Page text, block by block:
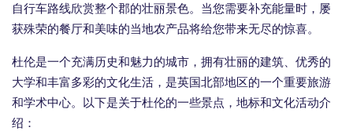
自行车路线欣赏整个郡的壮丽景色。当您需要补充能量时，屡
获殊荣的餐厅和美味的当地农产品将给您带来无尽的惊喜。
杜伦是一个充满历史和魅力的城市，拥有壮丽的建筑、优秀的
大学和丰富多彩的文化生活，是英国北部地区的一个重要旅游
和学术中心。以下是关于杜伦的一些景点，地标和文化活动介
绍：